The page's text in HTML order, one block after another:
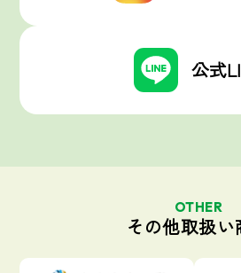
公式
OTHER
その他取扱い